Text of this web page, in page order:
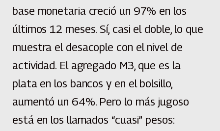
base monetaria creció un 97% en los
últimos 12 meses. Sí, casi el doble, lo que
muestra el desacople con el nivel de
actividad. El agregado M3, que es la
plata en los bancos y en el bolsillo,
aumentó un 64%. Pero lo más jugoso
está en los llamados “cuasi” pesos: